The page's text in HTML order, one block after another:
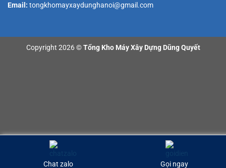
Email: tongkhomayxaydunghanoi@gmail.com
Copyright 2026 ©Tổng Kho Máy Xây Dựng Dũng Quyết
Chat zalo Gọi ngay